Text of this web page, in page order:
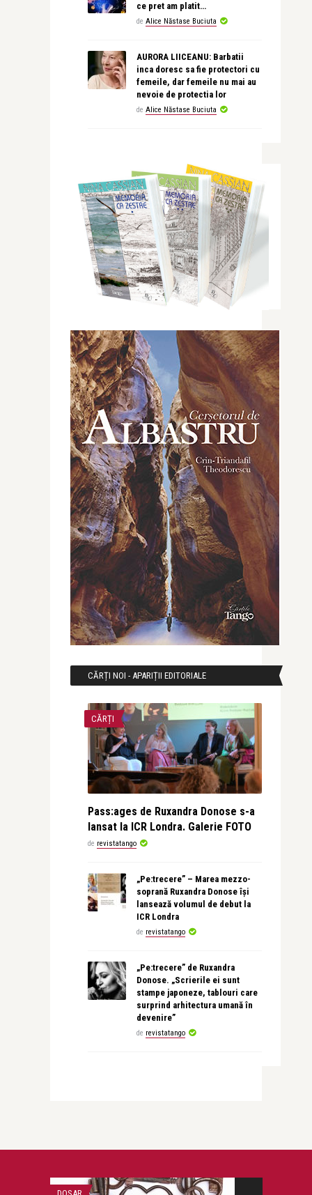
ce pret am platit…
de Alice Năstase Buciuta
AURORA LIICEANU: Barbatii
inca doresc sa fie protectori cu
femeile, dar femeile nu mai au
nevoie de protectia lor
de Alice Năstase Buciuta
CĂRȚI NOI - APARIȚII EDITORIALE
CĂRȚI
Pass:ages de Ruxandra Donose s-a
lansat la ICR Londra. Galerie FOTO
de revistatango
„Pe:trecere” – Marea mezzo-
soprană Ruxandra Donose își
lansează volumul de debut la
ICR Londra
de revistatango
„Pe:trecere” de Ruxandra
Donose. „Scrierile ei sunt
stampe japoneze, tablouri care
surprind arhitectura umană în
devenire”
de revistatango